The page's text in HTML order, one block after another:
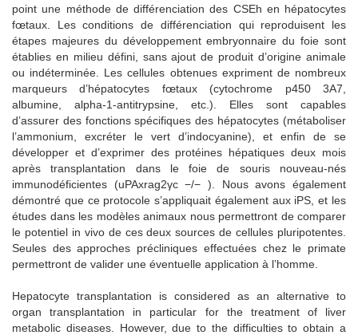
point une méthode de différenciation des CSEh en hépatocytes
fœtaux. Les conditions de différenciation qui reproduisent les
étapes majeures du développement embryonnaire du foie sont
établies en milieu défini, sans ajout de produit d’origine animale
ou indéterminée. Les cellules obtenues expriment de nombreux
marqueurs d’hépatocytes fœtaux (cytochrome p450 3A7,
albumine, alpha-1-antitrypsine, etc.). Elles sont capables
d’assurer des fonctions spécifiques des hépatocytes (métaboliser
l’ammonium, excréter le vert d’indocyanine), et enfin de se
développer et d’exprimer des protéines hépatiques deux mois
après transplantation dans le foie de souris nouveau-nés
immunodéficientes (uPAxrag2γc −/− ). Nous avons également
démontré que ce protocole s’appliquait également aux iPS, et les
études dans les modèles animaux nous permettront de comparer
le potentiel in vivo de ces deux sources de cellules pluripotentes.
Seules des approches précliniques effectuées chez le primate
permettront de valider une éventuelle application à l’homme.
Hepatocyte transplantation is considered as an alternative to
organ transplantation in particular for the treatment of liver
metabolic diseases. However, due to the difficulties to obtain a